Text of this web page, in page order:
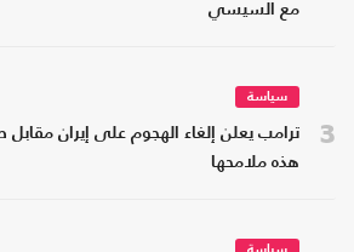
مع السيسي
3
سياسة
ترامب يعلن إلغاء الهجوم على إيران مقابل
هذه ملامحها